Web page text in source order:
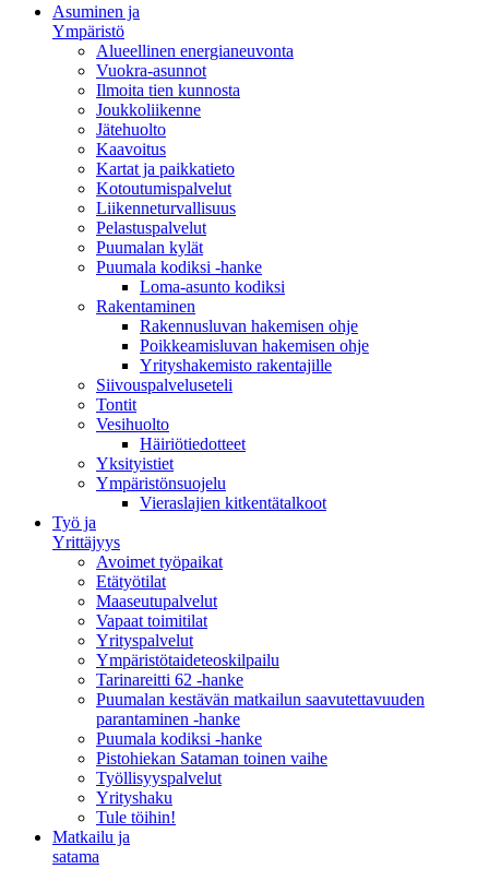
Asuminen ja
Ympäristö
Alueellinen energianeuvonta
Vuokra-asunnot
Ilmoita tien kunnosta
Joukkoliikenne
Jätehuolto
Kaavoitus
Kartat ja paikkatieto
Kotoutumispalvelut
Liikenneturvallisuus
Pelastuspalvelut
Puumalan kylät
Puumala kodiksi -hanke
Loma-asunto kodiksi
Rakentaminen
Rakennusluvan hakemisen ohje
Poikkeamisluvan hakemisen ohje
Yrityshakemisto rakentajille
Siivouspalveluseteli
Tontit
Vesihuolto
Häiriötiedotteet
Yksityistiet
Ympäristönsuojelu
Vieraslajien kitkentätalkoot
Työ ja
Yrittäjyys
Avoimet työpaikat
Etätyötilat
Maaseutupalvelut
Vapaat toimitilat
Yrityspalvelut
Ympäristötaideteoskilpailu
Tarinareitti 62 -hanke
Puumalan kestävän matkailun saavutettavuuden
parantaminen -hanke
Puumala kodiksi -hanke
Pistohiekan Sataman toinen vaihe
Työllisyyspalvelut
Yrityshaku
Tule töihin!
Matkailu ja
satama